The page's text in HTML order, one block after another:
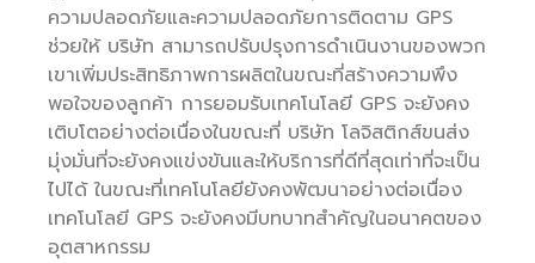
ความปลอดภัยและความปลอดภัยการติดตาม GPS
ช่วยให้ บริษัท สามารถปรับปรุงการดำเนินงานของพวก
เขาเพิ่มประสิทธิภาพการผลิตในขณะที่สร้างความพึง
พอใจของลูกค้า การยอมรับเทคโนโลยี GPS จะยังคง
เติบโตอย่างต่อเนื่องในขณะที่ บริษัท โลจิสติกส์ขนส่ง
มุ่งมั่นที่จะยังคงแข่งขันและให้บริการที่ดีที่สุดเท่าที่จะเป็น
ไปได้ ในขณะที่เทคโนโลยียังคงพัฒนาอย่างต่อเนื่อง
เทคโนโลยี GPS จะยังคงมีบทบาทสำคัญในอนาคตของ
อุตสาหกรรม